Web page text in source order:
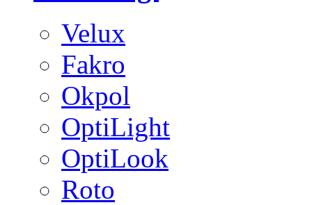
Velux
Fakro
Okpol
OptiLight
OptiLook
Roto